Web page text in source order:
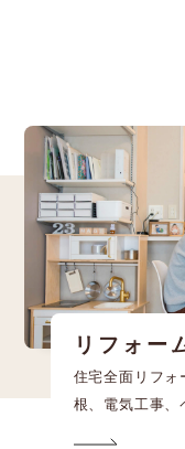
リフォー
住宅全面リフォ
根、電気工事、